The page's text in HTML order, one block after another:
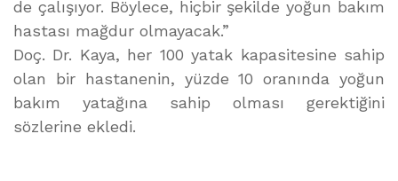
de çalışıyor. Böylece, hiçbir şekilde yoğun bakım
hastası mağdur olmayacak.”
Doç. Dr. Kaya, her 100 yatak kapasitesine sahip
olan bir hastanenin, yüzde 10 oranında yoğun
bakım yatağına sahip olması gerektiğini
sözlerine ekledi.